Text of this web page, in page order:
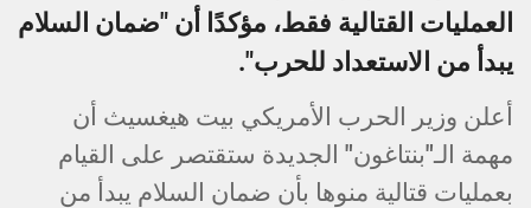
العمليات القتالية فقط، مؤكدًا أن "ضمان السلام
يبدأ من الاستعداد للحرب".
أعلن وزير الحرب الأمريكي بيت هيغسيث أن
مهمة الـ"بنتاغون" الجديدة ستقتصر على القيام
بعمليات قتالية منوها بأن ضمان السلام يبدأ من